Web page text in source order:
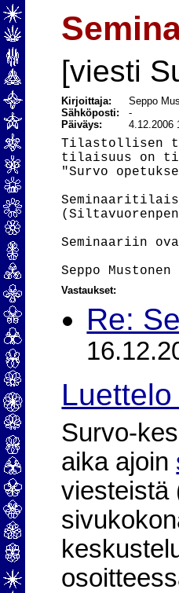
[viesti
Kirjoittaja:
Seppo
Sähköposti:-
Päiväys:
4.12.2006
Tilastollisen
tilaisuus on ti
"Survo
Seminaariin
Vastaukset:
Re:
Survo-
aika ajoin
viesteistä